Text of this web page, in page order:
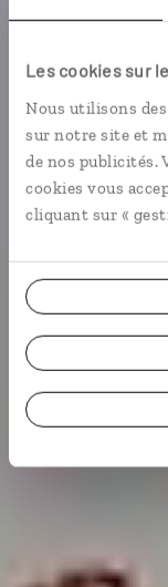
Les cookies sur
Nous utilisons
sur notre site et
de nos publicités.
cookies vous
cliquant sur «
Sur
Circuit